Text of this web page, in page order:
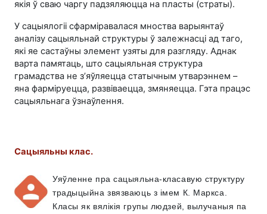
якія ў сваю чаргу падзяляюцца на пласты (страты).
У сацыялогіі сфарміравалася мноства варыянтаў
аналізу сацыяльнай структуры ў залежнасці ад таго,
які яе састаўны элемент узяты для разгляду. Аднак
варта памятаць, што сацыяльная структура
грамадства не з’яўляецца статычным утварэннем –
яна фарміруецца, развіваецца, змяняецца. Гэта працэс
сацыяльнага ўзнаўлення.
Сацыяльны клас.
Уяўленне пра сацыяльна-класавую структуру
традыцыйна звязваюць з імем К. Маркса.
Класы як вялікія групы людзей, вылучаныя па